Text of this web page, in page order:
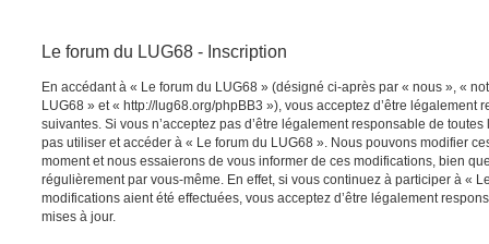
Le forum du LUG68 - Inscription
En accédant à « Le forum du LUG68 » (désigné ci-après par « nous », «
LUG68 » et « http://lug68.org/phpBB3 »), vous acceptez d’être légalement
suivantes. Si vous n’acceptez pas d’être légalement responsable de
pas utiliser et accéder à « Le forum du LUG68 ». Nous pouvons modifier
moment et nous essaierons de vous informer de ces modifications, bien
régulièrement par vous-même. En effet, si vous continuez à participer à «
modifications aient été effectuées, vous acceptez d’être légalement
mises à jour.